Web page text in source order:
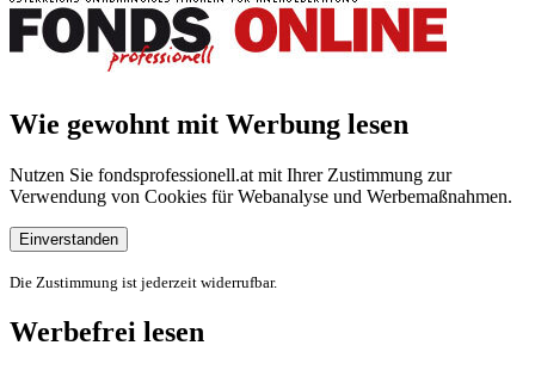
Wie gewohnt mit Werbung lesen
Nutzen Sie fondsprofessionell.at mit Ihrer Zustimmung zur
Verwendung von Cookies für Webanalyse und Werbemaßnahmen.
Einverstanden
Die Zustimmung ist jederzeit widerrufbar.
Werbefrei lesen